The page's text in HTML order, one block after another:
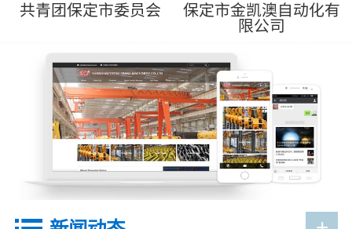
共青团保定市委员会
保定市金凯澳自动化有
限公司